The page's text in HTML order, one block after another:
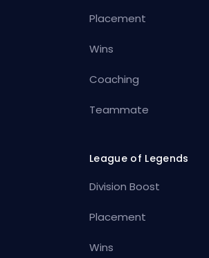
Placement
Wins
Coaching
Teammate
League of Legends
Division Boost
Placement
Wins